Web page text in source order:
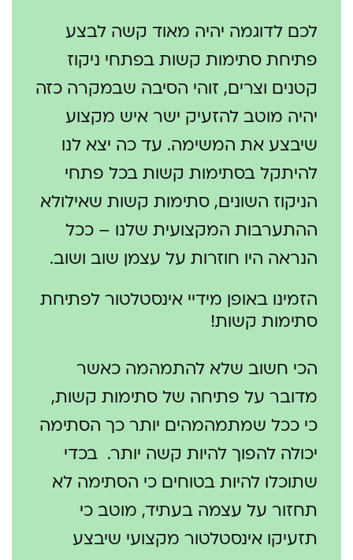
לכם לדוגמה יהיה מאוד קשה לבצע
פתיחת סתימות קשות בפתחי ניקוז
קטנים וצרים, זוהי הסיבה שבמקרה כזה
יהיה מוטב להזעיק ישר איש מקצוע
שיבצע את המשימה. עד כה יצא לנו
להיתקל בסתימות קשות בכל פתחי
הניקוז השונים, סתימות קשות שאילולא
ההתערבות המקצועית שלנו – ככל
הנראה היו חוזרות על עצמן שוב ושוב.
הזמינו באופן מידיי אינסטלטור לפתיחת
סתימות קשות!
הכי חשוב שלא להתמהמה כאשר
מדובר על פתיחה של סתימות קשות,
כי ככל שמתמהמהים יותר כך הסתימה
יכולה להפוך להיות קשה יותר. בכדי
שתוכלו להיות בטוחים כי הסתימה לא
תחזור על עצמה בעתיד, מוטב כי
תזעיקו אינסטלטור מקצועי שיבצע